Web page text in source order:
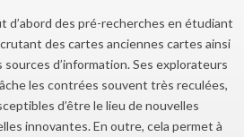
des pré-recherches en étudiant
des cartes anciennes cartes ainsi
d’information. Ses explorateurs
les contrées souvent très reculées,
d’être le lieu de nouvelles
innovantes. En outre, cela permet à